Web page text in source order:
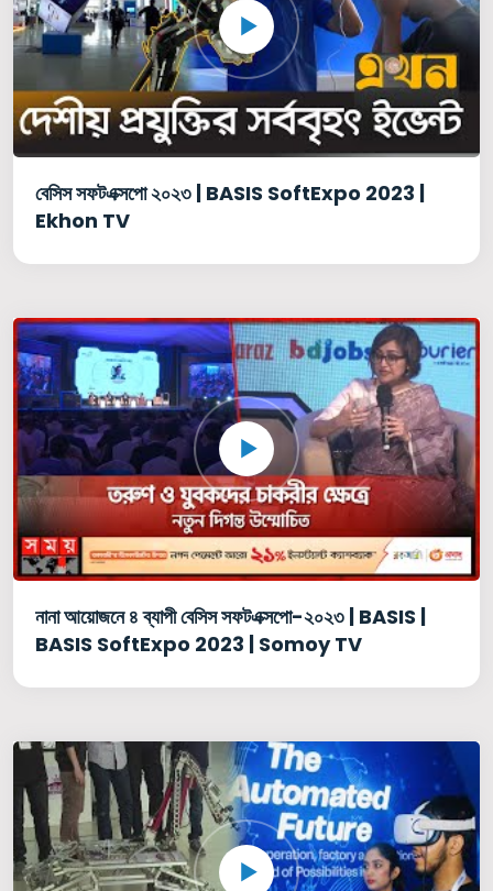
বেসিস সফটএক্সপো ২০২৩ | BASIS SoftExpo 2023 |
Ekhon TV
নানা আয়োজনে ৪ ব্যাপী বেসিস সফটএক্সপো-২০২৩ | BASIS |
BASIS SoftExpo 2023 | Somoy TV